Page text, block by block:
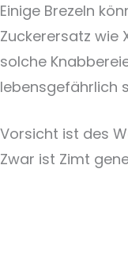
Einige Brezeln
Zuckerersatz wie
solche
lebensgefährlich
Vorsicht ist des
Zwar ist Zimt